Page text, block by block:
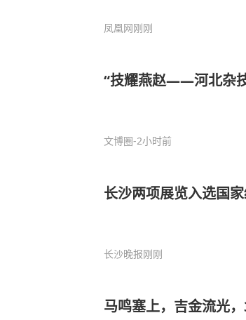
凤凰网刚刚
“技耀燕赵——河北杂
文博圈-2小时前
长沙两项展览入选国
长沙晚报刚刚
马鸣塞上，吉金流光